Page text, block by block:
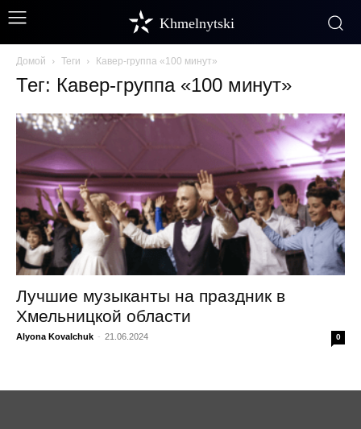
Khmelnytski
Домой Теги Кавер-группа «100 минут»
Тег: Кавер-группа «100 минут»
Лучшие музыканты на праздник в
Хмельницкой области
Alyona Kovalchuk - 21.06.2024 0